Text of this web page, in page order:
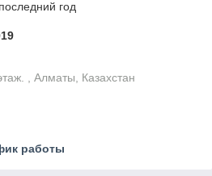
год
, Алматы, Казахстан
работы